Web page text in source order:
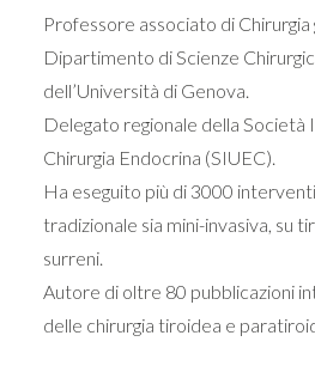
Professore associato di
Dipartimento di Scienze
dell’Università di Genova.
Delegato regionale della Società
Chirurgia Endocrina (SIUEC).
Ha eseguito più di 3000
tradizionale sia mini-invasiva, su
surreni.
Autore di oltre 80 pubblicazioni
delle chirurgia tiroidea e